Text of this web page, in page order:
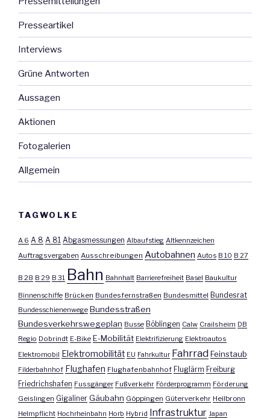
Presseartikel
Interviews
Grüne Antworten
Aussagen
Aktionen
Fotogalerien
Allgemein
TAGWOLKE
A 6 A 8 A 81 Abgasmessungen Albaufstieg Altkennzeichen
Auftragsvergaben Ausschreibungen Autobahnen Autos B 10 B 27
B 28 B 29 B 31 Bahn Bahnhalt Barrierefreiheit Basel Baukultur
Binnenschiffe Brücken Bundesfernstraßen Bundesmittel Bundesrat
Bundesschienenwege Bundesstraßen
Bundesverkehrswegeplan Busse Böblingen Calw Crailsheim DB
Regio Dobrindt E-Bike E-Mobilität Elektrifizierung Elektroautos
Elektromobil Elektromobilität EU Fahrkultur FahrradFeinstaub
Filderbahnhof Flughafen Flughafenbahnhof Fluglärm Freiburg
Friedrichshafen Fussgänger Fußverkehr Förderprogramm Förderung
Geislingen Gigaliner Gäubahn Göppingen Güterverkehr Heilbronn
Helmpflicht Hochrheinbahn Horb Hybrid Infrastruktur Japan